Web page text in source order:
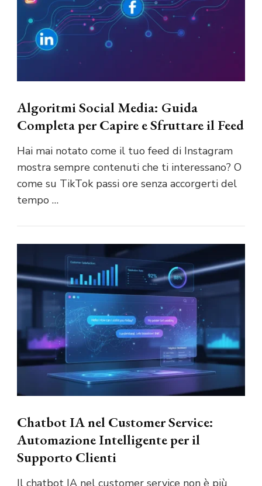
Algoritmi Social Media: Guida
Completa per Capire e Sfruttare il Feed
Hai mai notato come il tuo feed di Instagram
mostra sempre contenuti che ti interessano? O
come su TikTok passi ore senza accorgerti del
tempo …
Chatbot IA nel Customer Service:
Automazione Intelligente per il
Supporto Clienti
Il chatbot IA nel customer service non è più